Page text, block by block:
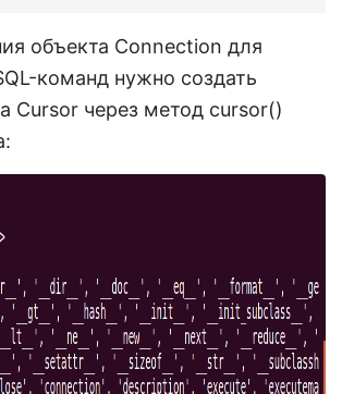
объекта Connection для
команд нужно создать
Cursor через метод cursor()